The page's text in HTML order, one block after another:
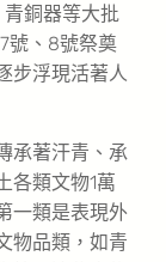
銅器等大批
號、8號祭奠
步浮現活著人
承著汗青、承
各類文物1萬
一類是表現外
物品類，如青